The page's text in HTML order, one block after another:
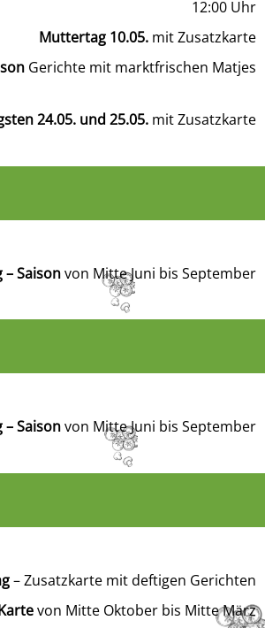
12:00 Uhr
Muttertag 10.05. mit Zusatzkarte
Gerichte mit marktfrischen Matjes
24.05. und 25.05. mit Zusatzkarte
Saisonvon Mitte Juni bis September
Saisonvon Mitte Juni bis September
– Zusatzkarte mit deftigen Gerichten
von Mitte Oktober bis Mitte März